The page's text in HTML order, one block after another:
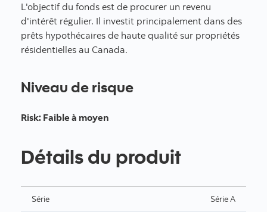
L'objectif du fonds est de procurer un revenu
d'intérêt régulier. Il investit principalement dans des
prêts hypothécaires de haute qualité sur propriétés
résidentielles au Canada.
Niveau de risque
Risk: Faible à moyen
Détails du produit
Série Série A